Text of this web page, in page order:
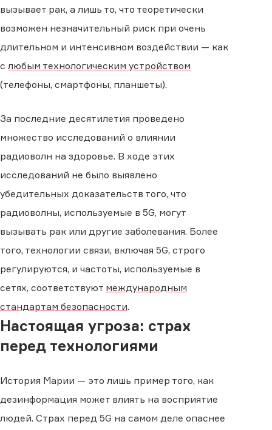
вызывает рак, а лишь то, что теоретически
возможен незначительный риск при очень
длительном и интенсивном воздействии — как
с любым технологическим устройством
(телефоны, смартфоны, планшеты).
За последние десятилетия проведено
множество исследований о влиянии
радиоволн на здоровье. В ходе этих
исследований не было выявлено
убедительных доказательств того, что
радиоволны, используемые в 5G, могут
вызывать рак или другие заболевания. Более
того, технологии связи, включая 5G, строго
регулируются, и частоты, используемые в
сетях, соответствуют международным
стандартам безопасности.
Настоящая угроза: страх
перед технологиями
История Марии — это лишь пример того, как
дезинформация может влиять на восприятие
людей. Страх перед 5G на самом деле опаснее